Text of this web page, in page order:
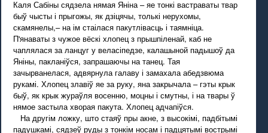
Каля Сабіны сядзела нямая Яніна – яе тонкі вастраваты твар
быў чысты і прыгожы, як дзіцячы, толькі нерухомы,
скамянелы,– на ім стаілася пакутлівасць і таямніца.
П'янаваты з чужое вёскі хлопец з прышпіленай, каб не
чаплялася за ланцуг у веласіпедзе, калашыной падышоў да
Яніны, пакланіўся, запрашаючы на танец. Тая
зачырванелася, адвярнула галаву і замахала абедзвюма
рукамі. Хлопец злавіў яе за руку, яна закрычала – гэты крык
быў, як крык жураўля восенню, моцны і смутны, і на твары ў
нямое застыла хворая пакута. Хлопец адчапіўся.
На другім ложку, што стаяў пры акне, з высокімі, падбітымі
падушкамі, сядзеў руды з тонкім носам і падцятымі вострымі